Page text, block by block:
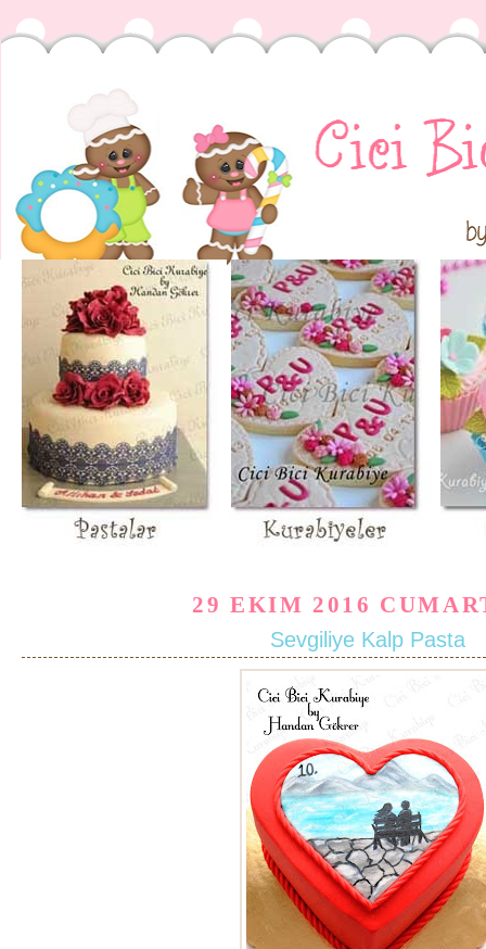
29 EKIM 2016
Sevgiliye Kalp Pasta